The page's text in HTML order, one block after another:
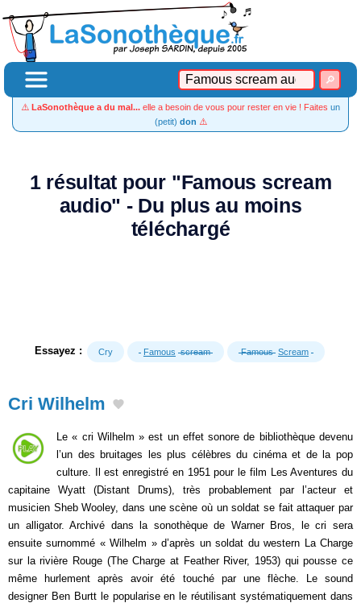
⚠️ LaSonothèque a du mal... elle a besoin de vous pour rester en vie ! Faites un
(petit) don ⚠️
1 résultat pour "Famous scream
audio" - Du plus au moins
téléchargé
Essayez : Cry Famous scream Famous Scream
Cri Wilhelm
Le « cri Wilhelm » est un effet sonore de bibliothèque devenu
l’un des bruitages les plus célèbres du cinéma et de la pop
culture. Il est enregistré en 1951 pour le film Les Aventures du
capitaine Wyatt (Distant Drums), très probablement par l’acteur et
musicien Sheb Wooley, dans une scène où un soldat se fait attaquer par
un alligator. Archivé dans la sonothèque de Warner Bros, le cri sera
ensuite surnommé « Wilhelm » d’après un soldat du western La Charge
sur la rivière Rouge (The Charge at Feather River, 1953) qui pousse ce
même hurlement après avoir été touché par une flèche. Le sound
designer Ben Burtt le popularise en le réutilisant systématiquement dans